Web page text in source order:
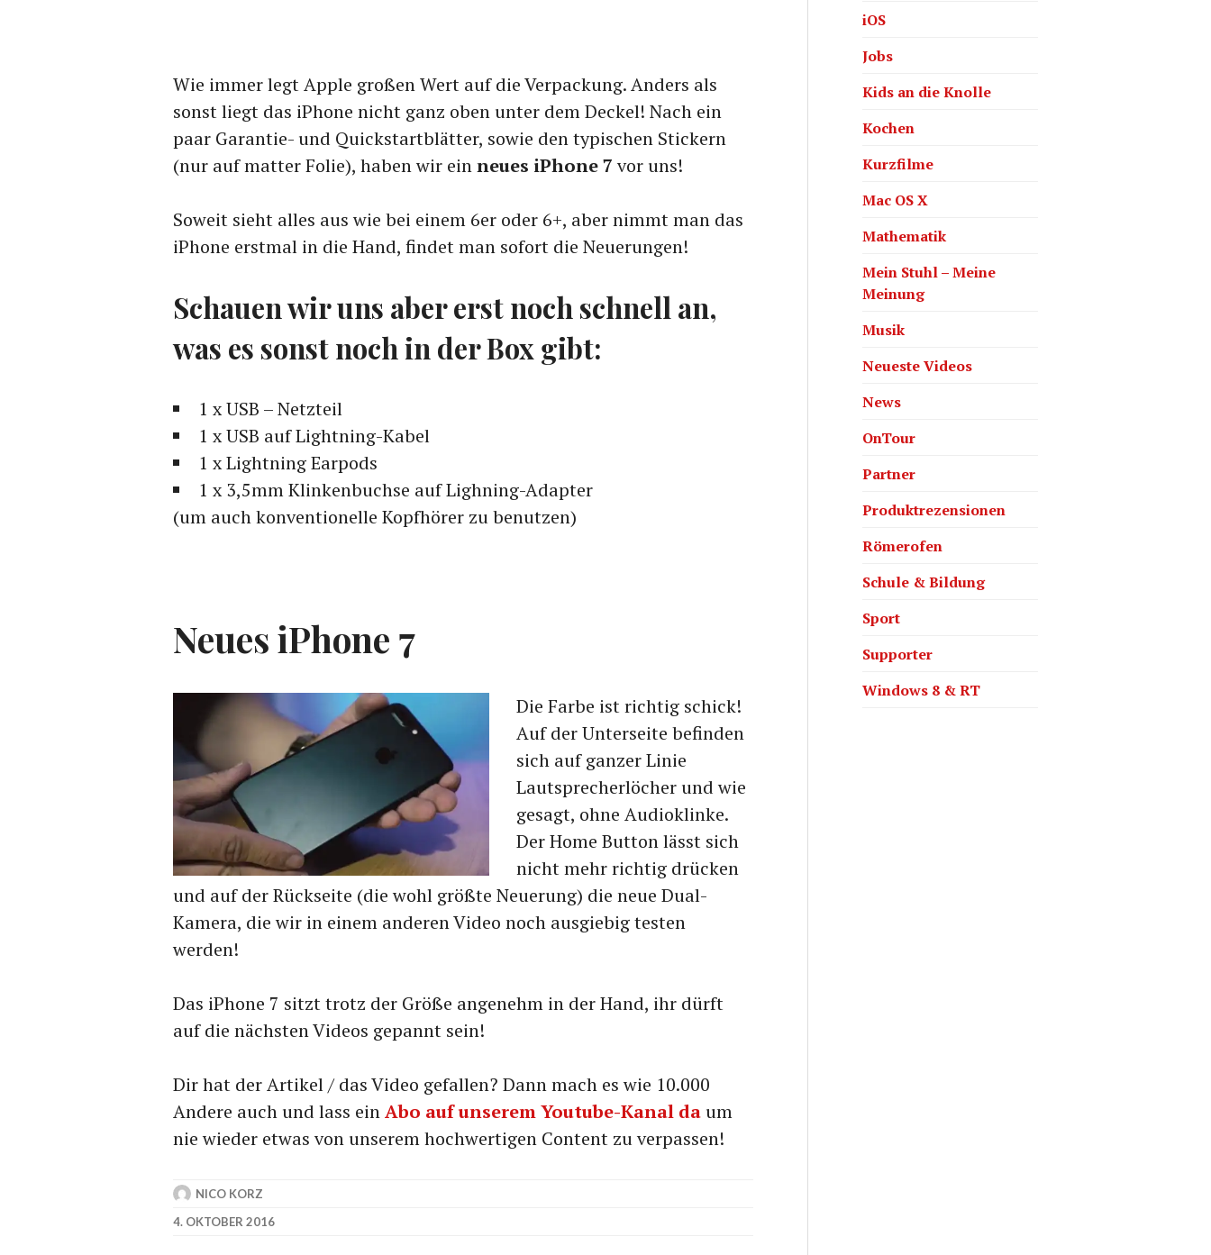
Wie immer legt Apple großen Wert auf die Verpackung. Anders als
sonst liegt das iPhone nicht ganz oben unter dem Deckel! Nach ein
paar Garantie- und Quickstartblätter, sowie den typischen Stickern
(nur auf matter Folie), haben wir einneues iPhone 7vor uns!
Soweit sieht alles aus wie bei einem 6er oder 6+, aber nimmt man das
iPhone erstmal in die Hand, findet man sofort die Neuerungen!
Schauen wir uns aber erst noch schnell an,
was es sonst noch in der Box gibt:
1 x USB – Netzteil
1 x USB auf Lightning-Kabel
1 x Lightning Earpods
1 x 3,5mm Klinkenbuchse auf Lighning-Adapter
(um auch konventionelle Kopfhörer zu benutzen)
Neues iPhone 7
Die Farbe ist richtig schick!
Auf der Unterseite befinden
sich auf ganzer Linie
Lautsprecherlöcher und wie
gesagt, ohne Audioklinke.
Der Home Button lässt sich
nicht mehr richtig drücken
und auf der Rückseite (die wohl größte Neuerung) die neue Dual-
Kamera, die wir in einem anderen Video noch ausgiebig testen
werden!
Das iPhone 7 sitzt trotz der Größe angenehm in der Hand, ihr dürft
auf die nächsten Videos gepannt sein!
Dir hat der Artikel / das Video gefallen? Dann mach es wie 10.000
Andere auch und lass einAbo auf unserem Youtube-Kanal da um
nie wieder etwas von unserem hochwertigen Content zu verpassen!
NICO KORZ
4. OKTOBER 2016
iOS
Jobs
Kids an die Knolle
Kochen
Kurzfilme
Mac OS X
Mathematik
Mein Stuhl – Meine
Meinung
Musik
Neueste Videos
News
OnTour
Partner
Produktrezensionen
Römerofen
Schule & Bildung
Sport
Supporter
Windows 8 & RT